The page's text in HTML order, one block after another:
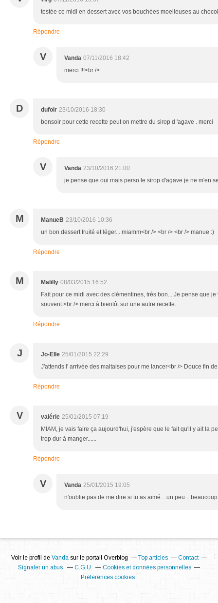
testée ce midi en dessert avec vos bouchées moelleuses au
Répondre
V Vanda 07/11/2016 18:42
merci !!!<br />
D dufoir 23/10/2016 18:30
bonsoir pour cette recette peut on mettre du sirop d 'agave . merci
Répondre
V Vanda 23/10/2016 21:00
je pense que oui mais perso le sirop d'agave je ne m'en
M ManueB 23/10/2016 10:36
un bon dessert fruité et léger... miamm<br /> <br /> <br /> manue :)
Répondre
M Malilly 08/03/2015 16:52
Fait pour ce midi avec des clémentines, très bon....Je pense que
souvent.<br /> merci à bientôt sur une autre recette.
Répondre
J Jo-Elle 25/01/2015 22:29
J'attends l' arrivée des maltaises pour me lancer<br /> Douce fin
Répondre
V valérie 25/01/2015 07:19
MIAM, je vais faire ça aujourd'hui, j'espère que le fait qu'il y ait la
trop dur à manger......
Répondre
V Vanda 25/01/2015 19:05
n'oublie pas de me dire si tu as aimé ...un
Voir le profil de Vandasur le portail Overblog Top articles
Contact
Signaler un abus
C.G.U.
Cookies et données personnelles
Préférences cookies